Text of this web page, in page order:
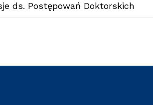
ds. Postępowań Doktorskich